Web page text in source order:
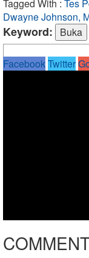
Tagged With : Tes
Dwayne Johnson,
Keyword:
FacebookTwitter